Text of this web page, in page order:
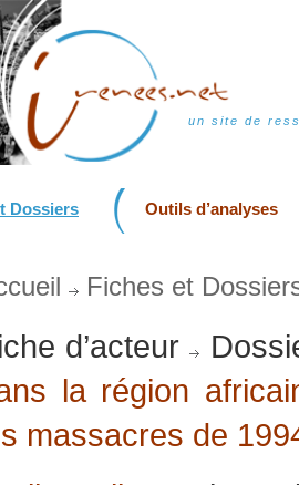
un site de
Dossiers Outils d’analyses
Fiches et
d’acteur
la région
massacres de